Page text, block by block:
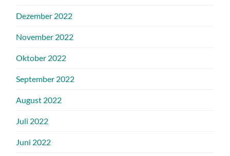
Dezember 2022
November 2022
Oktober 2022
September 2022
August 2022
Juli 2022
Juni 2022